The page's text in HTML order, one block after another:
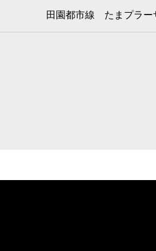
田園都市線 たまプラー